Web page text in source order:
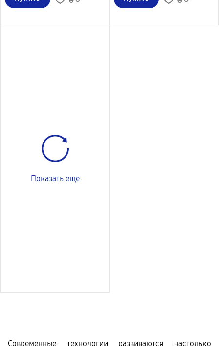
Показать еще
Современные технологии развиваются настолько